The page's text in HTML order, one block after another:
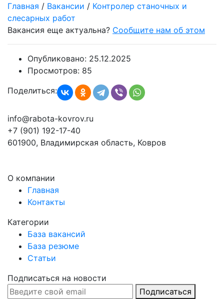
Главная / Вакансии / Контролер станочных и
слесарных работ
Вакансия еще актуальна? Сообщите нам об этом
Опубликовано: 25.12.2025
Просмотров: 85
Поделиться:
info@rabota-kovrov.ru
+7 (901) 192-17-40
601900, Владимирская область, Ковров
О компании
Главная
Контакты
Категории
База вакансий
База резюме
Статьи
Подписаться на новости
Подписаться